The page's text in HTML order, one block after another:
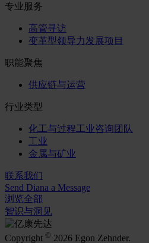
专业服务
高管寻访
变革型领导力发展项目
职能聚焦
供应链与运营
行业类型
化工与过程工业咨询团队
工业
金属与矿业
联系我们
Send Diana a Message
浏览全部
智识与洞见
Copyright © 2026 Egon Zehnder.